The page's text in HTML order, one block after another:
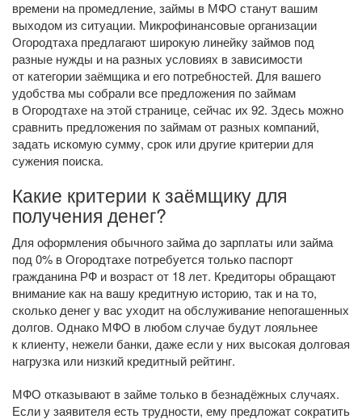
времени на промедление, займы в МФО станут вашим
выходом из ситуации. Микрофинансовые организации
Огородтаха предлагают широкую линейку займов под
разные нужды и на разных условиях в зависимости
от категории заёмщика и его потребностей. Для вашего
удобства мы собрали все предложения по займам
в Огородтахе на этой странице, сейчас их 92. Здесь можно
сравнить предложения по займам от разных компаний,
задать искомую сумму, срок или другие критерии для
сужения поиска.
Какие критерии к заёмщику для
получения денег?
Для оформления обычного займа до зарплаты или займа
под 0% в Огородтахе потребуется только паспорт
гражданина РФ и возраст от 18 лет. Кредиторы обращают
внимание как на вашу кредитную историю, так и на то,
сколько денег у вас уходит на обслуживание непогашенных
долгов. Однако МФО в любом случае будут лояльнее
к клиенту, нежели банки, даже если у них высокая долговая
нагрузка или низкий кредитный рейтинг.
МФО отказывают в займе только в безнадёжных случаях.
Если у заявителя есть трудности, ему предложат сократить